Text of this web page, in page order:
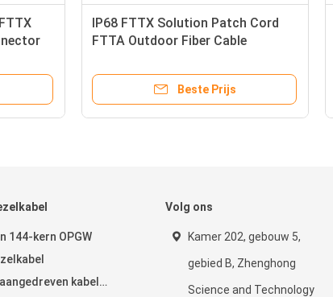
IP68 FTTX Solution Patch Cord
FTTA Outdoor Fiber Cable
Beste Prijs
144-kern OPGW
kabel
Volg ons
Kamer 202, gebouw 5,
gebied B, Zhenghong
Science and Technology